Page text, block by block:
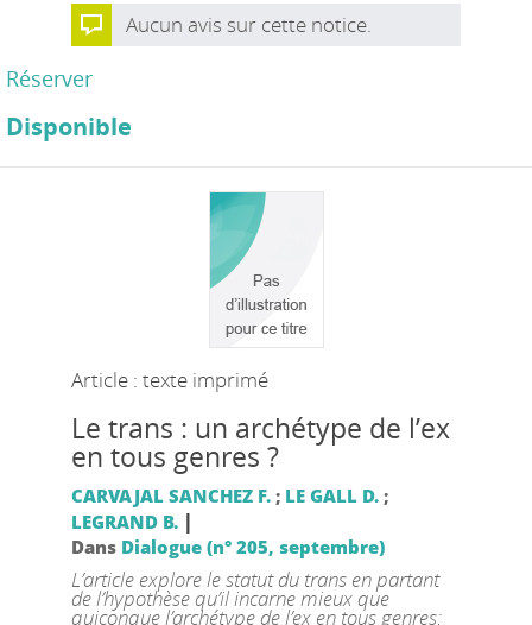
Aucun avis sur cette notice.
Réserver
Disponible
Article : texte imprimé
Le trans : un archétype de l’ex
en tous genres ?
CARVAJAL SANCHEZ F.; LE GALL D.;
LEGRAND B. |
Dans Dialogue (n° 205, septembre)
L’article explore le statut du trans en partant
de l’hypothèse qu’il incarne mieux que
quiconque l’archétype de l’ex en tous genres: